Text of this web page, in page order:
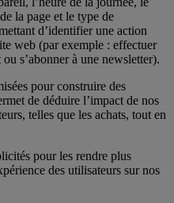
la page et le type de
d’identifier une action
web (par exemple : effectuer
s’abonner à une newsletter).
pour construire des
de déduire l’impact de nos
telles que les achats, tout en
pour les rendre plus
des utilisateurs sur nos